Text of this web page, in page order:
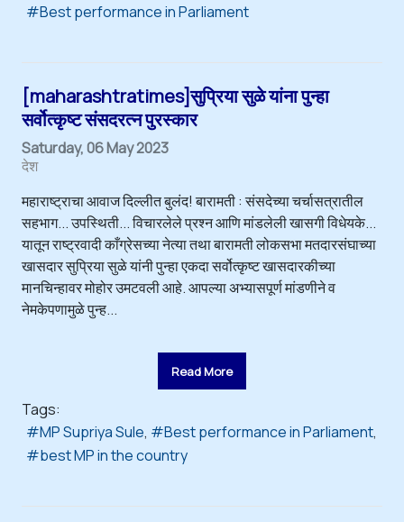
Best performance in Parliament
[maharashtratimes]सुप्रिया सुळे यांना पुन्हा
सर्वोत्कृष्ट संसदरत्न पुरस्कार
Saturday, 06 May 2023
देश
महाराष्ट्राचा आवाज दिल्लीत बुलंद! बारामती : संसदेच्या चर्चासत्रातील
सहभाग... उपस्थिती... विचारलेले प्रश्न आणि मांडलेली खासगी विधेयके...
यातून राष्ट्रवादी काँग्रेसच्या नेत्या तथा बारामती लोकसभा मतदारसंघाच्या
खासदार सुप्रिया सुळे यांनी पुन्हा एकदा सर्वोत्कृष्ट खासदारकीच्या
मानचिन्हावर मोहोर उमटवली आहे. आपल्या अभ्यासपूर्ण मांडणीने व
नेमकेपणामुळे पुन्ह...
Read More
Tags:
MP Supriya Sule
Best performance in Parliament
best MP in the country